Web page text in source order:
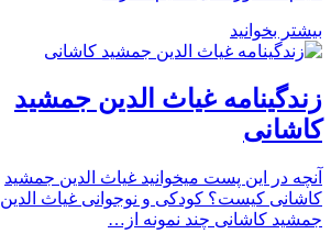
بیشتر بخوانید
زندگینامه غیاث الدین جمشید
کاشانی
آنچه در این پست میخوانید غیاث الدین جمشید
کاشانی کیست؟ کودکی و نوجوانی غیاث الدین
جمشید کاشانی چند نمونه از…